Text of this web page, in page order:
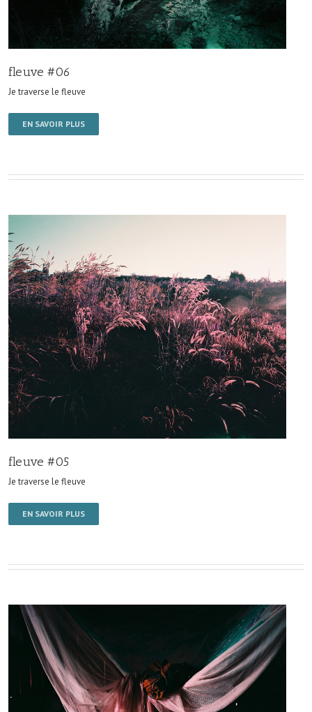
fleuve #06
Je traverse le fleuve
EN SAVOIR PLUS
fleuve #05
Je traverse le fleuve
EN SAVOIR PLUS